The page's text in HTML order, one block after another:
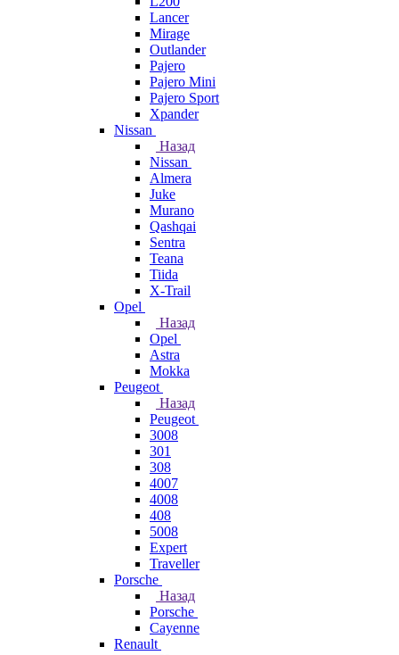
Lancer
Mirage
Outlander
Pajero
Pajero Mini
Pajero Sport
Xpander
Nissan
Назад
Nissan
Almera
Juke
Murano
Qashqai
Sentra
Teana
Tiida
X-Trail
Opel
Назад
Opel
Astra
Mokka
Peugeot
Назад
Peugeot
3008
301
308
4007
4008
408
5008
Expert
Traveller
Porsche
Назад
Porsche
Cayenne
Renault